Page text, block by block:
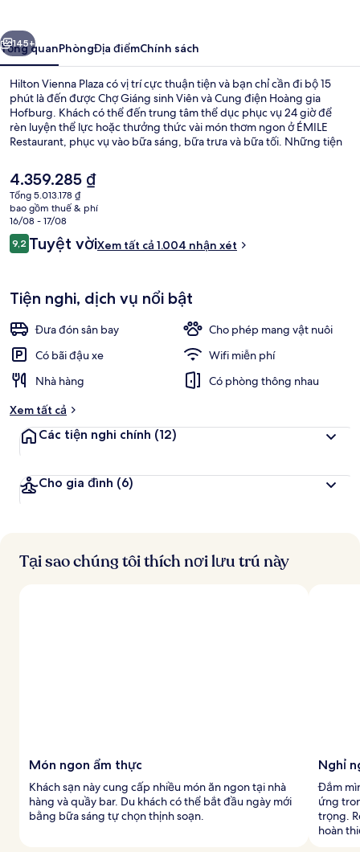
Tiếp
145+
Tổng quanPhòngĐịa điểmChính sách
Hilton Vienna Plaza có vị trí cực thuận tiện và bạn chỉ cần đi bộ 15
phút là đến được Chợ Giáng sinh Viên và Cung điện Hoàng gia
Hofburg. Khách có thể đến trung tâm thể dục phục vụ 24 giờ để
rèn luyện thể lực hoặc thưởng thức vài món thơm ngon ở ÉMILE
Restaurant, phục vụ vào bữa sáng, bữa trưa và bữa tối. Những tiện
bar/khu lounge, phòng tắm hơi và sân hiên. Nhân viên nhiệt tình và
vị trí trung tâm là những điều được du khách đánh giá cao. Nơi lưu
trú cách dịch vụ giao thông công cộng chỉ một quãng đi bộ ngắn:
cách Ga U-Bahn Schottentor vài bước chân và Trạm xe điện
Schlickgasse 6 phút.
Giá
hiện
tại
là
4.359.285 ₫
4.359.285 ₫
Tổng 5.013.178 ₫
bao gồm thuế & phí
16/08 - 17/08
Nhận
xét
9,29,2 trên 10,
Tuyệt vờiXem tất cả 1.004 nhận xét
Tiện nghi, dịch vụ nổi bật
Đưa đón sân bay
Cho phép mang vật nuôi
Có bãi đậu xe
Wifi miễn phí
Nhà hàng
Có phòng thông nhau
Xem tất cả
Các tiện nghi chính (12)
Cho gia đình (6)
Tại sao chúng tôi thích nơi lưu trú này
Món ngon ẩm thực
Khách sạn này cung cấp nhiều món ăn ngon tại nhà
hàng và quầy bar. Du khách có thể bắt đầu ngày mới
bằng bữa sáng tự chọn thịnh soạn.
Nghỉ
Đắm
ứng
trọng.
hoàn